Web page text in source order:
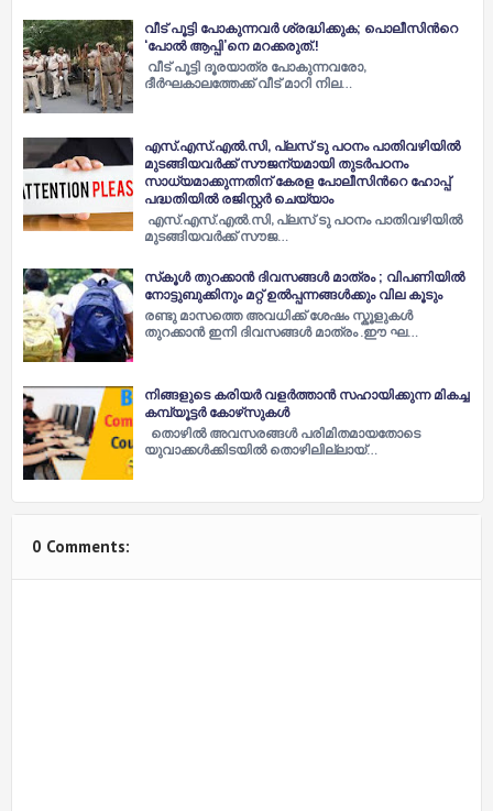
വീട് പൂട്ടി പോകുന്നവര്‍ ശ്രദ്ധിക്കുക; പൊലീസിന്‍റെ
‘പോൽ ആപ്പി’നെ മറക്കരുത്.!
വീട് പൂട്ടി ദൂരയാത്ര പോകുന്നവരോ,
ദീര്‍ഘകാലത്തേക്ക് വീട് മാറി നില…
എസ്.എസ്.എല്‍.സി, പ്ലസ് ടു പഠനം പാതിവഴിയില്‍
മുടങ്ങിയവര്‍ക്ക് സൗജന്യമായി തുടര്‍പഠനം
സാധ്യമാക്കുന്നതിന് കേരള പോലീസിന്‍റെ ഹോപ്പ്
പദ്ധതിയില്‍ രജിസ്റ്റര്‍ ചെയ്യാം
എസ്.എസ്.എല്‍.സി, പ്ലസ് ടു പഠനം പാതിവഴിയില്‍
മുടങ്ങിയവര്‍ക്ക് സൗജ…
സ്‌കൂൾ തുറക്കാൻ ദിവസങ്ങൾ മാത്രം ; വിപണിയിൽ
നോട്ടുബുക്കിനും മറ്റ് ഉൽപ്പന്നങ്ങൾക്കും വില കൂടും
രണ്ടു മാസത്തെ അവധിക്ക് ശേഷം സ്കൂളുകൾ
തുറക്കാൻ ഇനി ദിവസങ്ങൾ മാത്രം .ഈ ഘ…
നിങ്ങളുടെ കരിയർ വളർത്താൻ സഹായിക്കുന്ന മികച്ച
കമ്പ്യൂട്ടർ കോഴ്‌സുകൾ
തൊഴിൽ അവസരങ്ങൾ പരിമിതമായതോടെ
യുവാക്കൾക്കിടയിൽ തൊഴിലില്ലായ്…
0 Comments: